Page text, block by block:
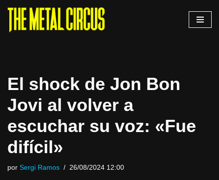
Saltar
El shock de Jon Bon
Jovi al volver a
escuchar su voz: «Fue
difícil»
por Sergi Ramos 26/08/2024 12:00